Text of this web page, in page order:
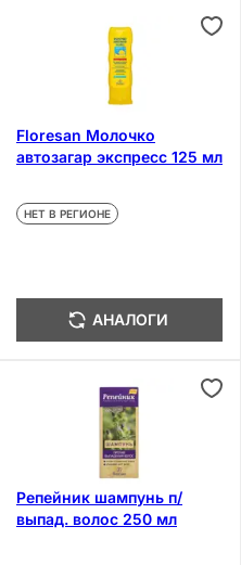
Floresan Молочко
автозагар экспресс 125 мл
НЕТ В РЕГИОНЕ
АНАЛОГИ
Репейник шампунь п/
выпад. волос 250 мл